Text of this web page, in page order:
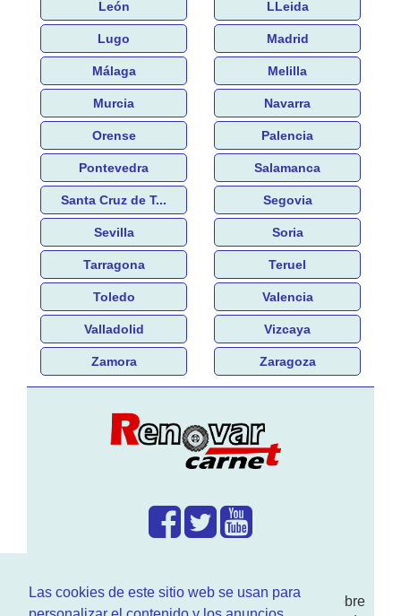
Las cookies de este sitio web se usan para
León LLeida
Lugo Madrid
Málaga Melilla
Murcia Navarra
Orense Palencia
Pontevedra Salamanca
Santa Cruz de T... Segovia
Sevilla Soria
Tarragona Teruel
Toledo Valencia
Valladolid Vizcaya
Zamora Zaragoza
Enwww.RenovarCarnet.comTe contamos sobre